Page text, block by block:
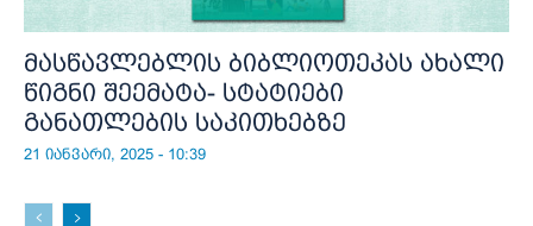
მასწავლებლის ბიბლიოთეკას ახალი
წიგნი შეემატა- სტატიები
განათლების საკითხებზე
21 იანვარი, 2025 - 10:39